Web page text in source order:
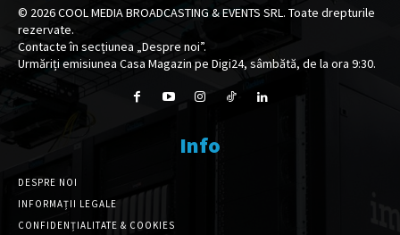
© 2026COOL MEDIA BROADCASTING & EVENTS SRL. Toate drepturile
rezervate.
Contacte în secțiunea „Despre noi”.
Urmăriți emisiunea Casa Magazin pe Digi24, sâmbătă, de la ora 9:30.
Info
DESPRE NOI
INFORMAȚII LEGALE
CONFIDENȚIALITATE & COOKIES